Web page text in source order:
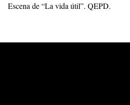
Escena de “La vida útil”. QEPD.